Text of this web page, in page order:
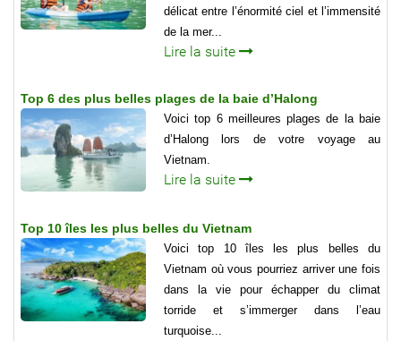
délicat entre l’énormité ciel et l’immensité
de la mer...
Lire la suite
Top 6 des plus belles plages de la baie d’Halong
Voici top 6 meilleures plages de la baie
d’Halong lors de votre voyage au
Vietnam.
Lire la suite
Top 10 îles les plus belles du Vietnam
Voici top 10 îles les plus belles du
Vietnam où vous pourriez arriver une fois
dans la vie pour échapper du climat
torride et s’immerger dans l’eau
turquoise...